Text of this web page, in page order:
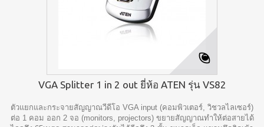
VGA Splitter 1 in 2 out ยี่ห้อ ATEN รุ่น VS82
ตัวแยกและกระจายสัญญาณวีดีโอ VGA input (คอมพิวเตอร์, วิชวลไลเซอร์)
ต่อ 1 คอม ออก 2 จอ (monitors, projectors) ขยายสัญญาณทำให้ต่อสายได้